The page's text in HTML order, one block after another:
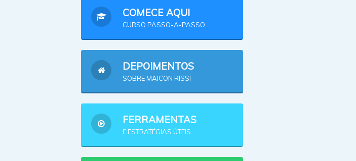
COMECE AQUI
CURSO PASSO-A-PASSO
DEPOIMENTOS
SOBRE MAICON RISSI
FERRAMENTAS
E ESTRATÉGIAS ÚTEIS